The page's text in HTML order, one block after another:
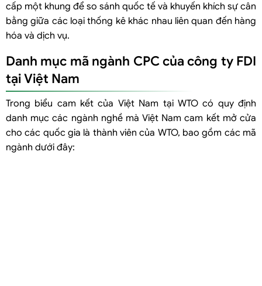
cấp một khung để so sánh quốc tế và khuyến khích sự cân
bằng giữa các loại thống kê khác nhau liên quan đến hàng
hóa và dịch vụ.
Danh mục mã ngành CPC của công ty FDI
tại Việt Nam
Trong biểu cam kết của Việt Nam tại WTO có quy định
danh mục các ngành nghề mà Việt Nam cam kết mở cửa
cho các quốc gia là thành viên của WTO, bao gồm các mã
ngành dưới đây: